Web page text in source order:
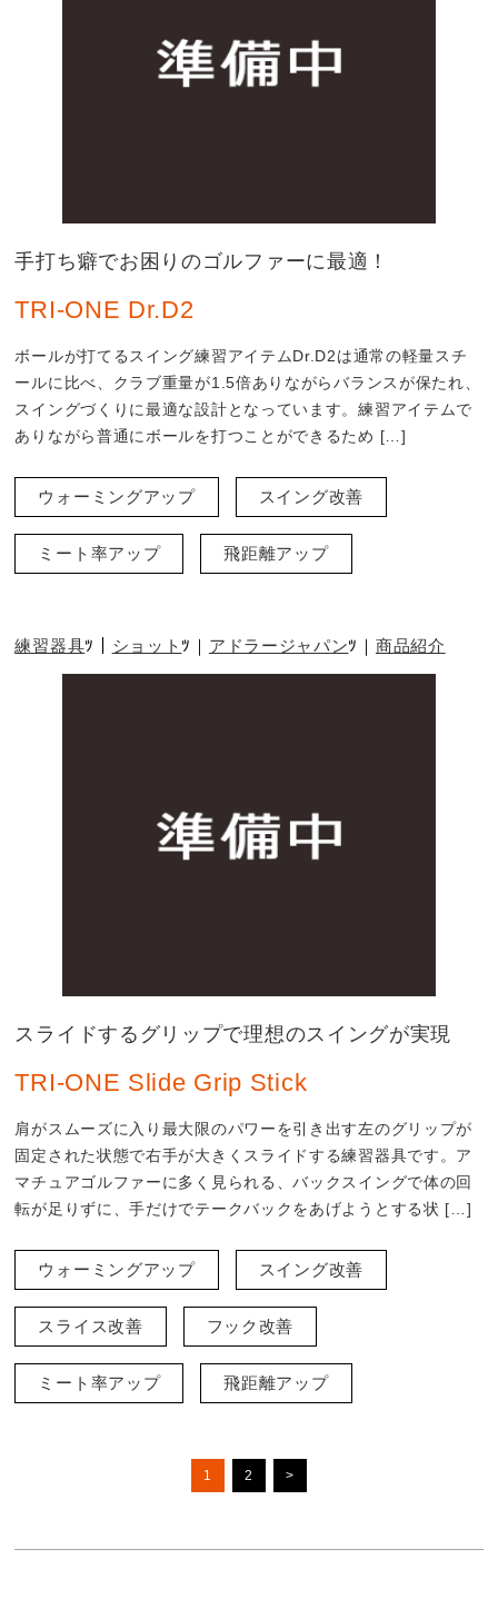
手打ち癖でお困りのゴルファーに最適！
TRI-ONE Dr.D2
ボールが打てるスイング練習アイテムDr.D2は通常の軽量スチ
ールに比べ、クラブ重量が1.5倍ありながらバランスが保たれ、
スイングづくりに最適な設計となっています。練習アイテムで
ありながら普通にボールを打つことができるため […]
ウォーミングアップ スイング改善
ミート率アップ 飛距離アップ
練習器具 ショット アドラージャパン 商品紹介
スライドするグリップで理想のスイングが実現
TRI-ONE Slide Grip Stick
肩がスムーズに入り最大限のパワーを引き出す左のグリップが
固定された状態で右手が大きくスライドする練習器具です。ア
マチュアゴルファーに多く見られる、バックスイングで体の回
転が足りずに、手だけでテークバックをあげようとする状 […]
ウォーミングアップ スイング改善
スライス改善 フック改善
ミート率アップ 飛距離アップ
1 2 >